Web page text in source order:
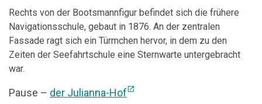
Rechts von der Bootsmannfigur befindet sich die frühere
Navigationsschule, gebaut in 1876. An der zentralen
Fassade ragt sich ein Türmchen hervor, in dem zu den
Zeiten der Seefahrtschule eine Sternwarte untergebracht
war.
Pause – der Julianna-Hofopen_in_new